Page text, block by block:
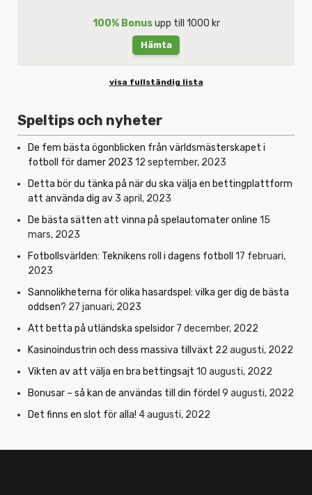
100% Bonusupp till 1000 kr
Hämta
visa fullständig lista
Speltips och nyheter
De fem bästa ögonblicken från världsmästerskapet i
fotboll för damer 2023 12 september, 2023
Detta bör du tänka på när du ska välja en bettingplattform
att använda dig av 3 april, 2023
De bästa sätten att vinna på spelautomater online 15
mars, 2023
Fotbollsvärlden: Teknikens roll i dagens fotboll 17 februari,
2023
Sannolikheterna för olika hasardspel: vilka ger dig de bästa
oddsen? 27 januari, 2023
Att betta på utländska spelsidor 7 december, 2022
Kasinoindustrin och dess massiva tillväxt 22 augusti, 2022
Vikten av att välja en bra bettingsajt 10 augusti, 2022
Bonusar – så kan de användas till din fördel 9 augusti, 2022
Det finns en slot för alla! 4 augusti, 2022